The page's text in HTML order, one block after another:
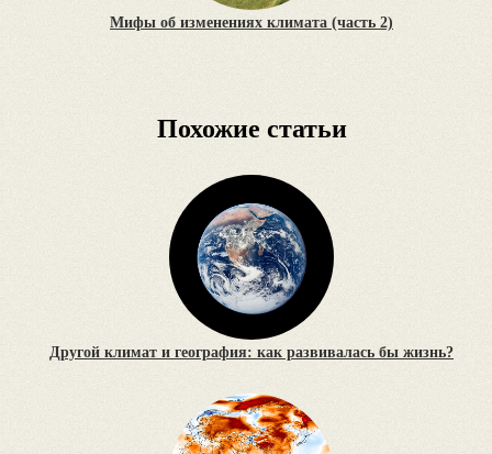
Мифы об изменениях климата (часть 2)
Похожие статьи
Другой климат и география: как развивалась бы жизнь?